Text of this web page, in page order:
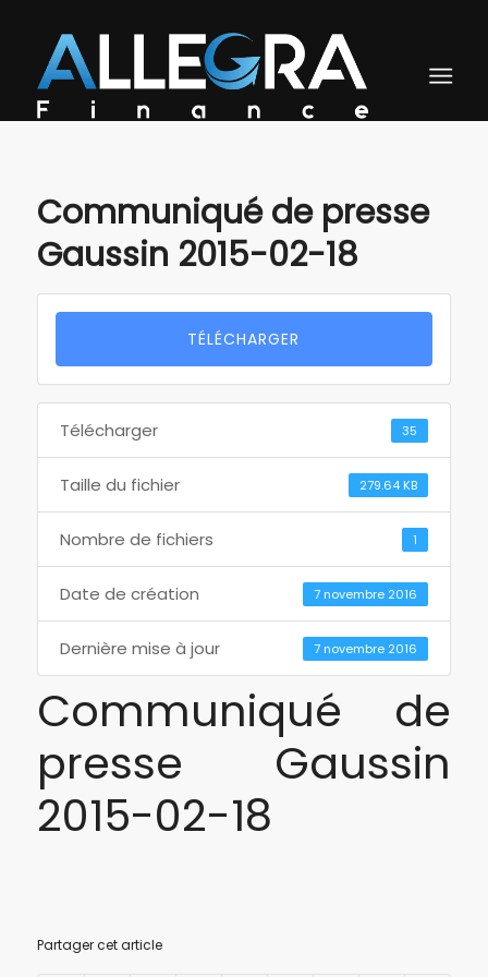
Communiqué de presse
Gaussin 2015-02-18
TÉLÉCHARGER
Télécharger 35
Taille du fichier 279.64 KB
Nombre de fichiers 1
Date de création 7 novembre 2016
Dernière mise à jour 7 novembre 2016
Communiqué de
presse Gaussin
2015-02-18
Partager cet article